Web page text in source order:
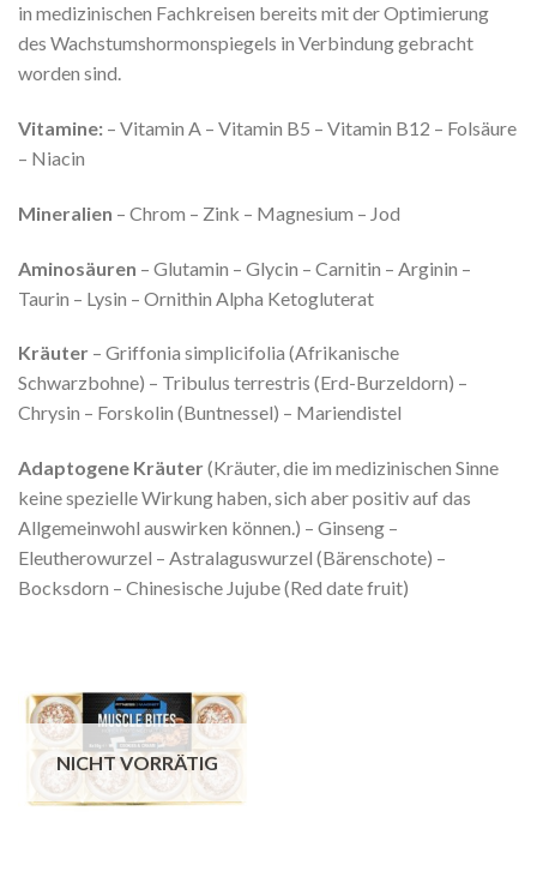
in medizinischen Fachkreisen bereits mit der Optimierung
des Wachstumshormonspiegels in Verbindung gebracht
worden sind.
Vitamine: – Vitamin A – Vitamin B5 – Vitamin B12 – Folsäure
– Niacin
Mineralien – Chrom – Zink – Magnesium – Jod
Aminosäuren – Glutamin – Glycin – Carnitin – Arginin –
Taurin – Lysin – Ornithin Alpha Ketogluterat
Kräuter – Griffonia simplicifolia (Afrikanische
Schwarzbohne) – Tribulus terrestris (Erd-Burzeldorn) –
Chrysin – Forskolin (Buntnessel) – Mariendistel
Adaptogene Kräuter(Kräuter, die im medizinischen Sinne
keine spezielle Wirkung haben, sich aber positiv auf das
Allgemeinwohl auswirken können.) – Ginseng –
Eleutherowurzel – Astralaguswurzel (Bärenschote) –
Bocksdorn – Chinesische Jujube (Red date fruit)
NICHT VORRÄTIG